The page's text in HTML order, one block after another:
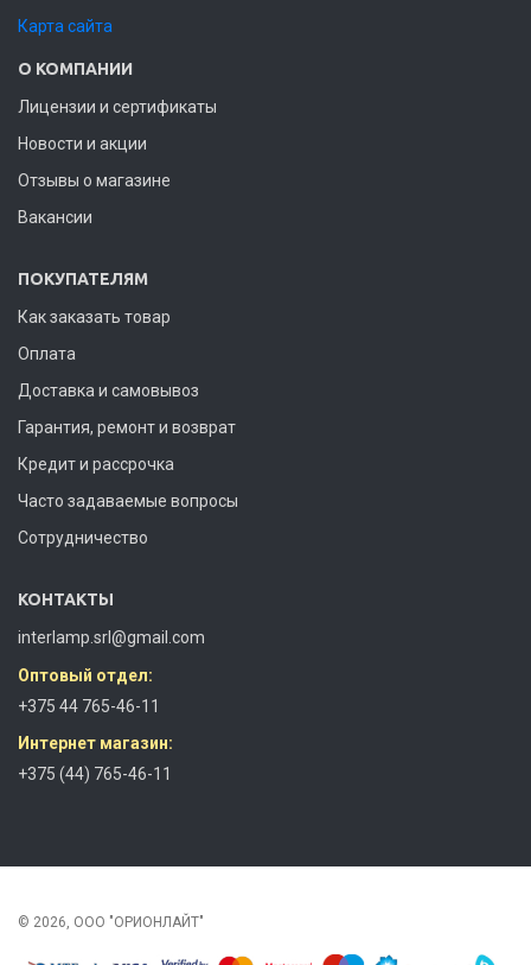
Карта сайта
О КОМПАНИИ
Лицензии и сертификаты
Новости и акции
Отзывы о магазине
Вакансии
ПОКУПАТЕЛЯМ
Как заказать товар
Оплата
Доставка и самовывоз
Гарантия, ремонт и возврат
Кредит и рассрочка
Часто задаваемые вопросы
Сотрудничество
КОНТАКТЫ
interlamp.srl@gmail.com
Оптовый отдел:
+375 44 765-46-11
Интернет магазин:
+375 (44) 765-46-11
© 2026, ООО "ОРИОНЛАЙТ"